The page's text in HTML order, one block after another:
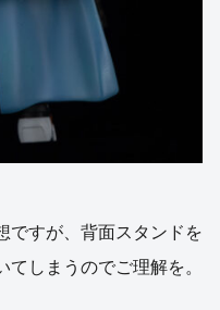
ですが、背面スタンドを
しまうのでご理解を。